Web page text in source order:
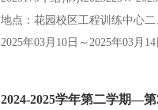
地点：花园校区工程训练中心二
2025年03月10日～2025年03月
2024-2025学年第二学期—